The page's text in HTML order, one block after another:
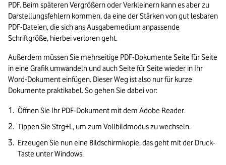
PDF. Beim späteren Vergrößern oder Verkleinern kann es aber zu
Darstellungsfehlern kommen, da eine der Stärken von gut lesbaren
PDF-Dateien, die sich ans Ausgabemedium anpassende
Schriftgröße, hierbei verloren geht.
Außerdem müssen Sie mehrseitige PDF-Dokumente Seite für Seite
in eine Grafik umwandeln und auch Seite für Seite wieder in Ihr
Word-Dokument einfügen. Dieser Weg ist also nur für kurze
Dokumente praktikabel. So gehen Sie dabei vor:
Öffnen Sie Ihr PDF-Dokument mit dem Adobe Reader.
Tippen Sie Strg+L, um zum Vollbildmodus zu wechseln.
Erzeugen Sie nun eine Bildschirmkopie, das geht mit der Druck-
Taste unter Windows.